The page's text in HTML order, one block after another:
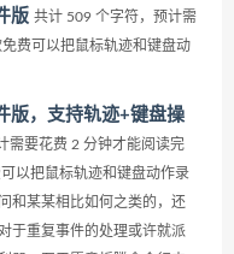
版 共计 509 个字符，预计需
费可以把鼠标轨迹和键盘动
版，支持轨迹+键盘操
需要花费 2 分钟才能阅读完
以把鼠标轨迹和键盘动作录
和某某相比如何之类的，还
于重复事件的处理或许就派